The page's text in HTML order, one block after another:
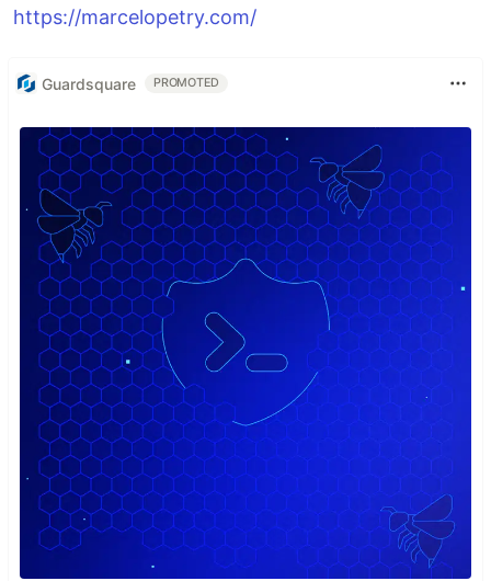
https://marcelopetry.com/
Guardsquare PROMOTED